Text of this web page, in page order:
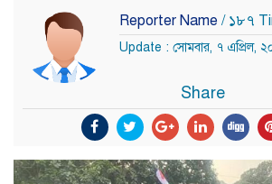
Reporter Name / ১৮৭
Update : সোমবার, ৭ এপ্রিল,
Share